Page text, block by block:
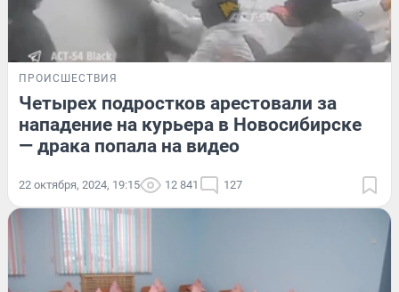
ПРОИСШЕСТВИЯ
Четырех подростков арестовали за
нападение на курьера в Новосибирске
— драка попала на видео
22 октября, 2024, 19:15 12 841 127